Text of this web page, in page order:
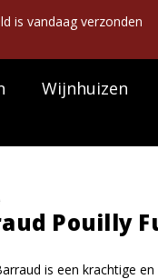
is vandaag verzonden
Wijnhuizen
Pouilly
is een krachtige